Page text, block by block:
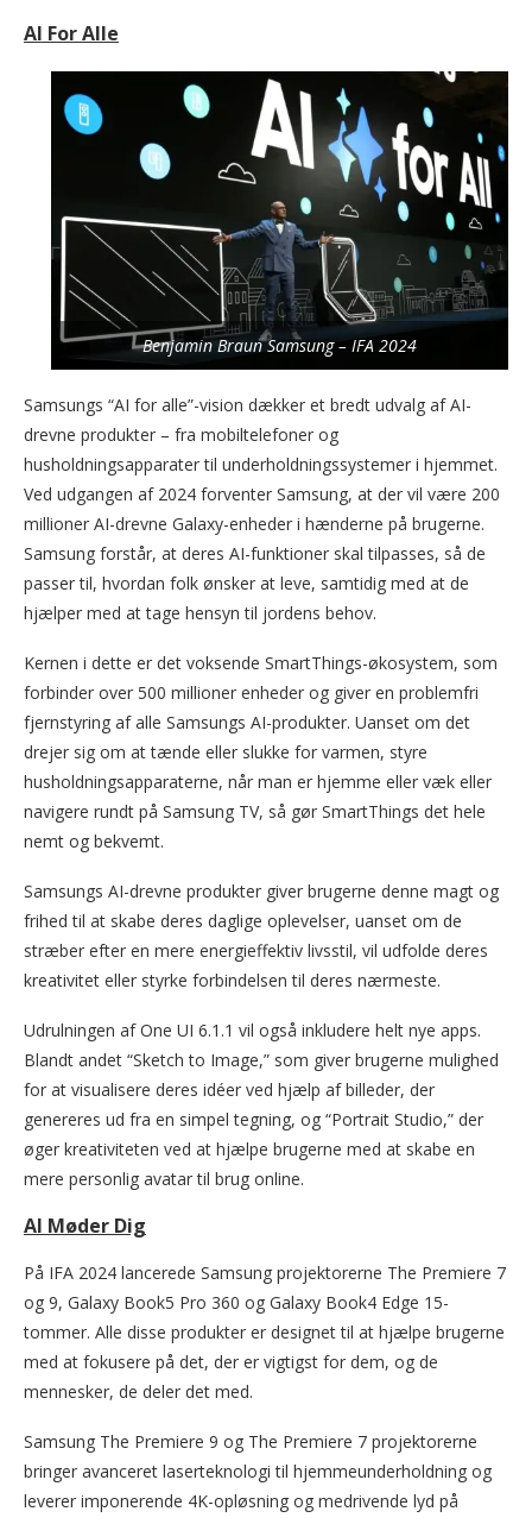
AI For Alle
Benjamin Braun Samsung – IFA 2024
Samsungs “AI for alle”-vision dækker et bredt udvalg af AI-
drevne produkter – fra mobiltelefoner og
husholdningsapparater til underholdningssystemer i hjemmet.
Ved udgangen af 2024 forventer Samsung, at der vil være 200
millioner AI-drevne Galaxy-enheder i hænderne på brugerne.
Samsung forstår, at deres AI-funktioner skal tilpasses, så de
passer til, hvordan folk ønsker at leve, samtidig med at de
hjælper med at tage hensyn til jordens behov.
Kernen i dette er det voksende SmartThings-økosystem, som
forbinder over 500 millioner enheder og giver en problemfri
fjernstyring af alle Samsungs AI-produkter. Uanset om det
drejer sig om at tænde eller slukke for varmen, styre
husholdningsapparaterne, når man er hjemme eller væk eller
navigere rundt på Samsung TV, så gør SmartThings det hele
nemt og bekvemt.
Samsungs AI-drevne produkter giver brugerne denne magt og
frihed til at skabe deres daglige oplevelser, uanset om de
stræber efter en mere energieffektiv livsstil, vil udfolde deres
kreativitet eller styrke forbindelsen til deres nærmeste.
Udrulningen af One UI 6.1.1 vil også inkludere helt nye apps.
Blandt andet “Sketch to Image,” som giver brugerne mulighed
for at visualisere deres idéer ved hjælp af billeder, der
genereres ud fra en simpel tegning, og “Portrait Studio,” der
øger kreativiteten ved at hjælpe brugerne med at skabe en
mere personlig avatar til brug online.
AI Møder Dig
På IFA 2024 lancerede Samsung projektorerne The Premiere 7
og 9, Galaxy Book5 Pro 360 og Galaxy Book4 Edge 15-
tommer. Alle disse produkter er designet til at hjælpe brugerne
med at fokusere på det, der er vigtigst for dem, og de
mennesker, de deler det med.
Samsung The Premiere 9 og The Premiere 7 projektorerne
bringer avanceret laserteknologi til hjemmeunderholdning og
leverer imponerende 4K-opløsning og medrivende lyd på